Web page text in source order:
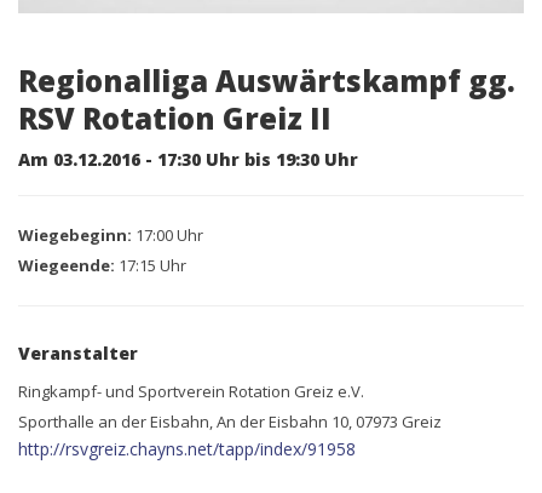
Regionalliga Auswärtskampf gg.
RSV Rotation Greiz II
Am 03.12.2016 - 17:30 Uhr bis 19:30 Uhr
Wiegebeginn: 17:00 Uhr
Wiegeende: 17:15 Uhr
Veranstalter
Ringkampf- und Sportverein Rotation Greiz e.V.
Sporthalle an der Eisbahn, An der Eisbahn 10, 07973 Greiz
http://rsvgreiz.chayns.net/tapp/index/91958